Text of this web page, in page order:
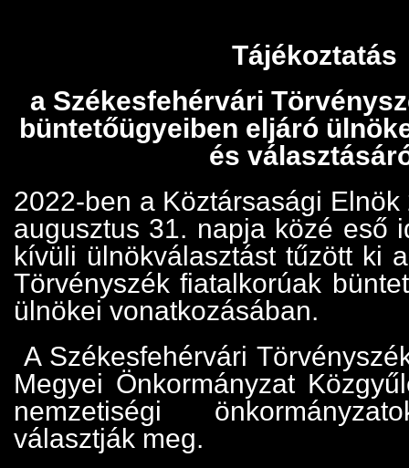
Tájékoztatás
a Székesfehérvári
büntetőügyeiben eljáró
és
2022-ben a Köztársasági
augusztus 31. napja közé eső
kívüli ülnökválasztást tűzött ki
Törvényszék fiatalkorúak
ülnökei vonatkozásában.
A Székesfehérvári
Megyei Önkormányzat
nemzetiségi
választják meg.